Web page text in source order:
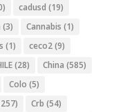
cadusd (19)
(3) Cannabis (1)
(1) ceco2(9)
(28) China (585)
Colo (5)
Crb (54)